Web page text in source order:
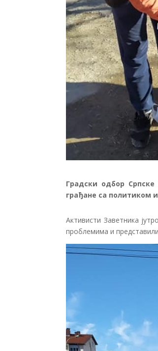
Градски одбор
грађане са политиком
Активисти Заветника
проблемима и